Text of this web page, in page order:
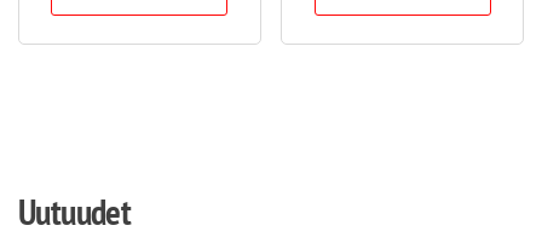
Uutuudet